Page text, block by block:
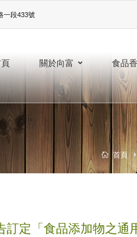
一段433號‎
關於向富 食品
首頁
訂定「食品添加物之通